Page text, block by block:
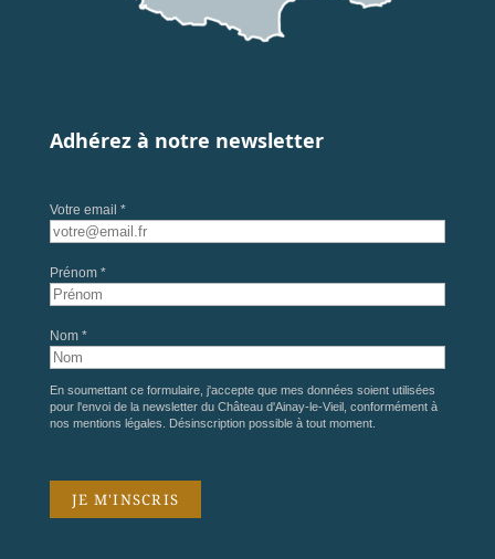
Adhérez à notre newsletter
Votre email *
Prénom *
Nom *
En soumettant ce formulaire, j'accepte que mes données soient utilisées
pour l'envoi de la newsletter du Château d'Ainay-le-Vieil, conformément à
nos mentions légales . Désinscription possible à tout moment.